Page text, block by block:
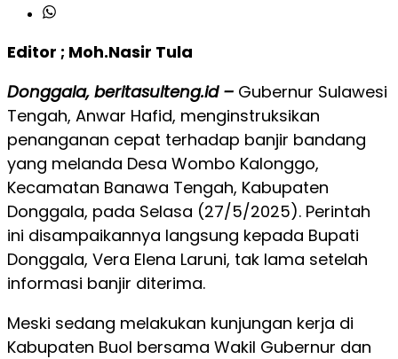
Editor ; Moh.Nasir Tula
Donggala, beritasulteng.id – Gubernur Sulawesi
Tengah, Anwar Hafid, menginstruksikan
penanganan cepat terhadap banjir bandang
yang melanda Desa Wombo Kalonggo,
Kecamatan Banawa Tengah, Kabupaten
Donggala, pada Selasa (27/5/2025). Perintah
ini disampaikannya langsung kepada Bupati
Donggala, Vera Elena Laruni, tak lama setelah
informasi banjir diterima.
Meski sedang melakukan kunjungan kerja di
Kabupaten Buol bersama Wakil Gubernur dan